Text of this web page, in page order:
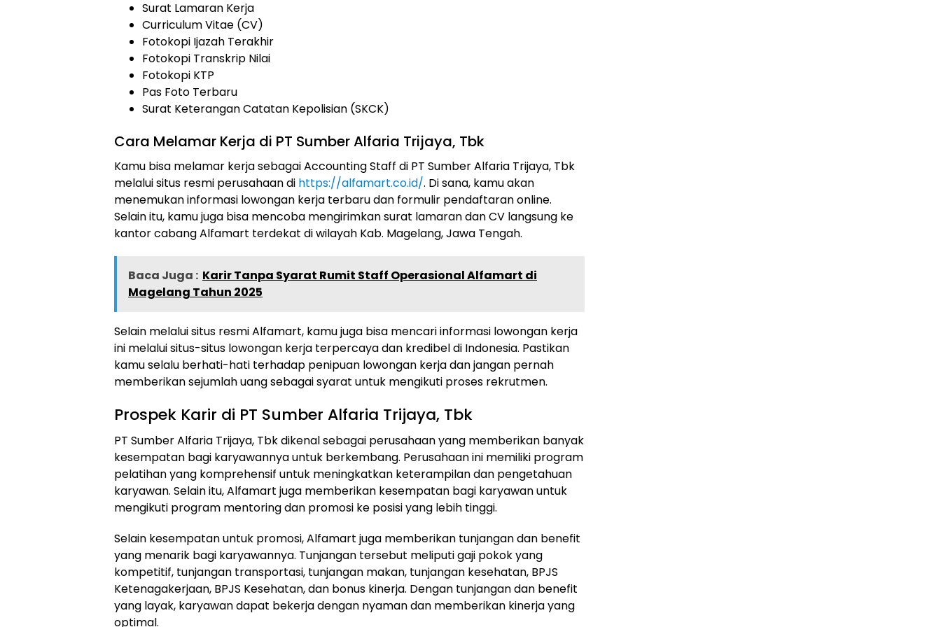
Surat Lamaran Kerja
Curriculum Vitae (CV)
Fotokopi Ijazah Terakhir
Fotokopi Transkrip Nilai
Fotokopi KTP
Pas Foto Terbaru
Surat Keterangan Catatan Kepolisian (SKCK)
Cara Melamar Kerja di PT Sumber Alfaria Trijaya, Tbk
Kamu bisa melamar kerja sebagai Accounting Staff di PT Sumber Alfaria Trijaya, Tbk
melalui situs resmi perusahaan di https://alfamart.co.id/. Di sana, kamu akan
menemukan informasi lowongan kerja terbaru dan formulir pendaftaran online.
Selain itu, kamu juga bisa mencoba mengirimkan surat lamaran dan CV langsung ke
kantor cabang Alfamart terdekat di wilayah Kab. Magelang, Jawa Tengah.
Baca Juga : Karir Tanpa Syarat Rumit Staff Operasional Alfamart di
Magelang Tahun 2025
Selain melalui situs resmi Alfamart, kamu juga bisa mencari informasi lowongan kerja
ini melalui situs-situs lowongan kerja terpercaya dan kredibel di Indonesia. Pastikan
kamu selalu berhati-hati terhadap penipuan lowongan kerja dan jangan pernah
memberikan sejumlah uang sebagai syarat untuk mengikuti proses rekrutmen.
Prospek Karir di PT Sumber Alfaria Trijaya, Tbk
PT Sumber Alfaria Trijaya, Tbk dikenal sebagai perusahaan yang memberikan banyak
kesempatan bagi karyawannya untuk berkembang. Perusahaan ini memiliki program
pelatihan yang komprehensif untuk meningkatkan keterampilan dan pengetahuan
karyawan. Selain itu, Alfamart juga memberikan kesempatan bagi karyawan untuk
mengikuti program mentoring dan promosi ke posisi yang lebih tinggi.
Selain kesempatan untuk promosi, Alfamart juga memberikan tunjangan dan benefit
yang menarik bagi karyawannya. Tunjangan tersebut meliputi gaji pokok yang
kompetitif, tunjangan transportasi, tunjangan makan, tunjangan kesehatan, BPJS
Ketenagakerjaan, BPJS Kesehatan, dan bonus kinerja. Dengan tunjangan dan benefit
yang layak, karyawan dapat bekerja dengan nyaman dan memberikan kinerja yang
optimal.